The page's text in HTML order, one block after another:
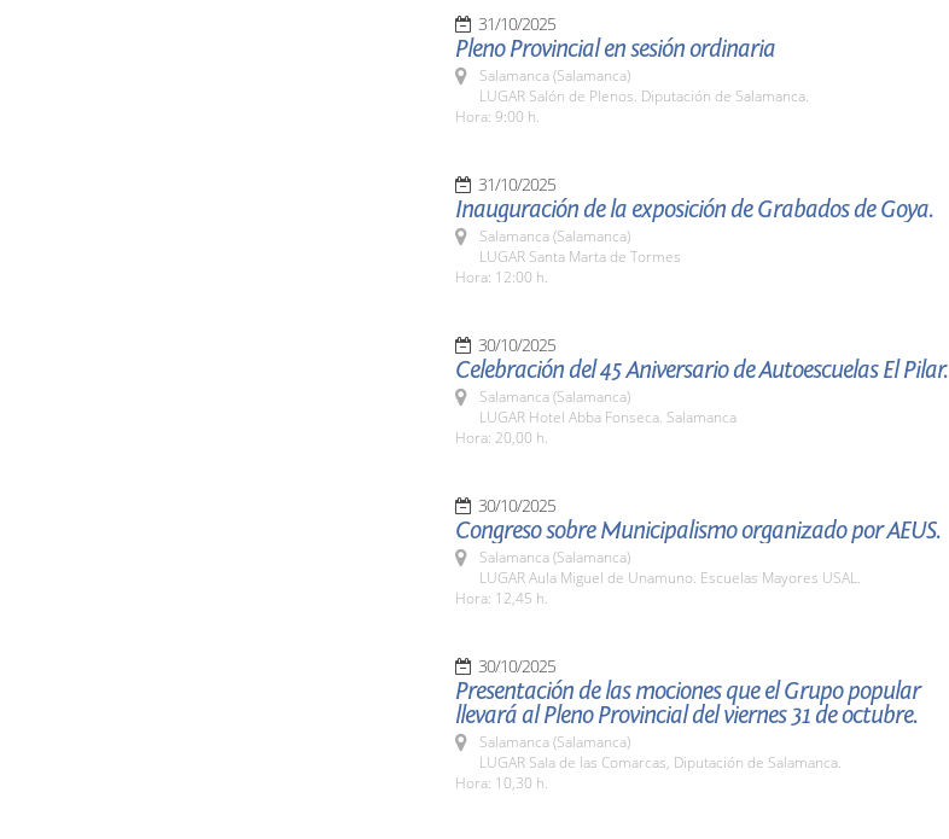
31/10/2025
Pleno Provincial en sesión ordinaria
Salamanca (Salamanca)
LUGAR Salón de Plenos. Diputación de Salamanca.
Hora: 9:00 h.
31/10/2025
Inauguración de la exposición de Grabados de Goya.
Salamanca (Salamanca)
LUGAR Santa Marta de Tormes
Hora: 12:00 h.
30/10/2025
Celebración del 45 Aniversario de Autoescuelas El Pilar.
Salamanca (Salamanca)
LUGAR Hotel Abba Fonseca. Salamanca
Hora: 20,00 h.
30/10/2025
Congreso sobre Municipalismo organizado por AEUS.
Salamanca (Salamanca)
LUGAR Aula Miguel de Unamuno. Escuelas Mayores USAL.
Hora: 12,45 h.
30/10/2025
Presentación de las mociones que el Grupo popular
llevará al Pleno Provincial del viernes 31 de octubre.
Salamanca (Salamanca)
LUGAR Sala de las Comarcas, Diputación de Salamanca.
Hora: 10,30 h.